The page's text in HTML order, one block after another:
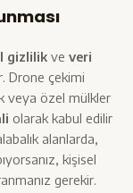
gizlilik ve veri
Drone çekimi
veya özel mülkler
olarak kabul edilir
alanlarda,
kişisel
gerekir.